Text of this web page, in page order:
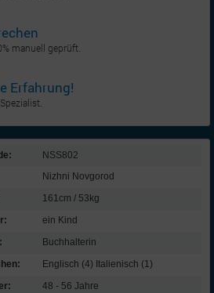
manuell geprüft.
Erfahrung!
NSS802
Nizhni Novgorod
161cm / 53kg
ein Kind
Buchhalterin
Englisch (4) Italienisch (1)
48 - 56 Jahre